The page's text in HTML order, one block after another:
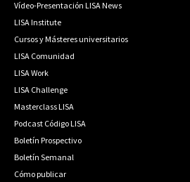
Vídeo-Presentación LISA News
LISA Institute
Cursos y Másteres universitarios
LISA Comunidad
LISA Work
LISA Challenge
Masterclass LISA
Podcast Código LISA
Boletín Prospectivo
Boletín Semanal
Cómo publicar